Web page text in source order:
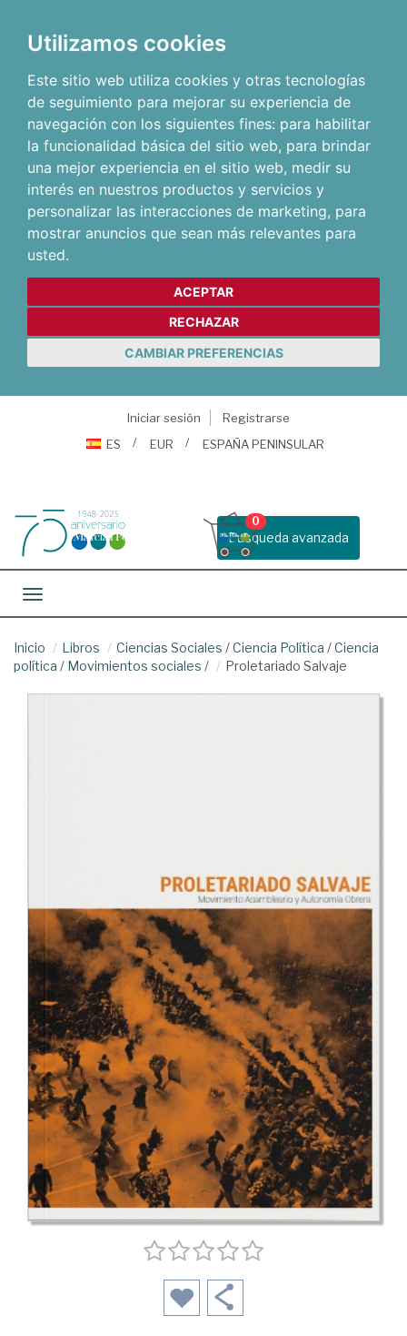
Utilizamos cookies
Este sitio web utiliza cookies y otras tecnologías
de seguimiento para mejorar su experiencia de
navegación con los siguientes fines: para habilitar
la funcionalidad básica del sitio web, para brindar
una mejor experiencia en el sitio web, medir su
interés en nuestros productos y servicios y
personalizar las interacciones de marketing, para
mostrar anuncios que sean más relevantes para
usted.
ACEPTAR
RECHAZAR
CAMBIAR PREFERENCIAS
Iniciar sesión
Registrarse
ES
EUR ESPAÑA PENINSULAR
Busqueda avanzada
0
Toggle navigation
Inicio Libros Ciencias Sociales /Ciencia Política /Ciencia
política / Movimientos sociales / Proletariado Salvaje